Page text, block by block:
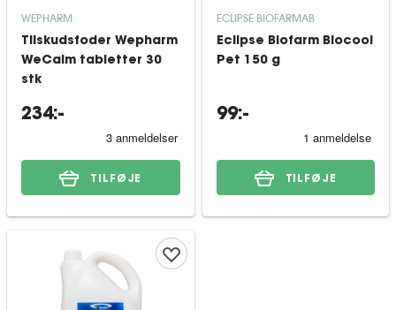
WEPHARM
Tilskudsfoder Wepharm
WeCalm tabletter 30
stk
234:-
TILFØJE
ECLIPSE BIOFARMAB
Eclipse Biofarm Biocool
Pet 150 g
99:-
TILFØJE